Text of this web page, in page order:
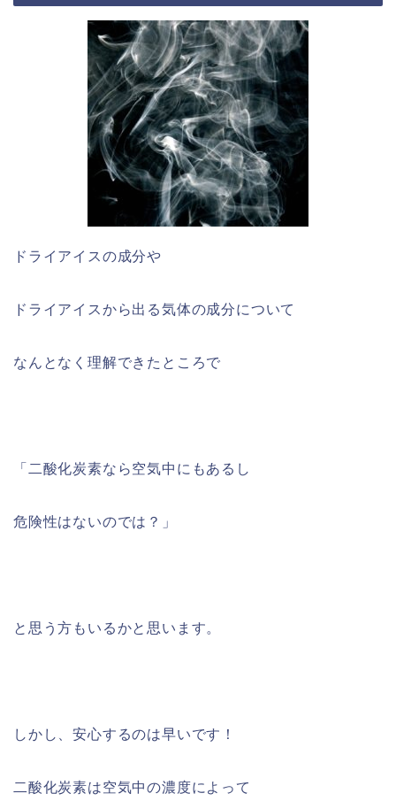
ドライアイスの成分や
ドライアイスから出る気体の成分について
なんとなく理解できたところで
「二酸化炭素なら空気中にもあるし
危険性はないのでは？」
と思う方もいるかと思います。
しかし、安心するのは早いです！
二酸化炭素は空気中の濃度によって